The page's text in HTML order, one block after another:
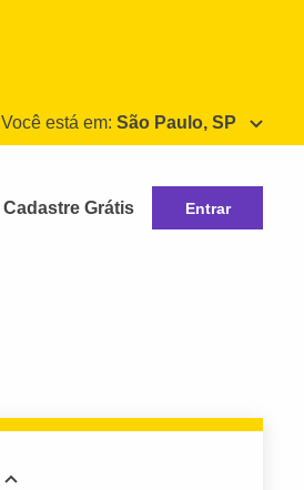
Você está em: São Paulo, SP
Cadastre Grátis Entrar